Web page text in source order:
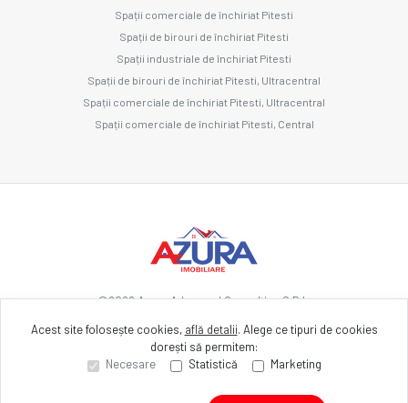
Spații comerciale de închiriat Pitesti
Spații de birouri de închiriat Pitesti
Spații industriale de închiriat Pitesti
Spații de birouri de închiriat Pitesti, Ultracentral
Spații comerciale de închiriat Pitesti, Ultracentral
Spații comerciale de închiriat Pitesti, Central
©2026Azura Advanced Consulting S.R.L.
Site creat în
Acest site folosește cookies, află detalii. Alege ce tipuri de cookies
dorești să permitem:
Necesare
Statistică Marketing